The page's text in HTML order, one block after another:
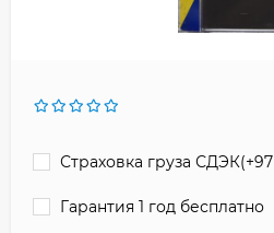
Страховка груза СДЭК(+97
Гарантия 1 год бесплатно